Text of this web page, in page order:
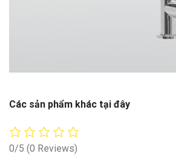
Các sản phẩm khác tại đây
0/5 (0 Reviews)